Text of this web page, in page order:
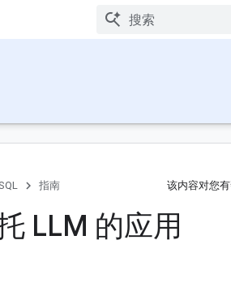
指南 该内容对您
LLM 的应用